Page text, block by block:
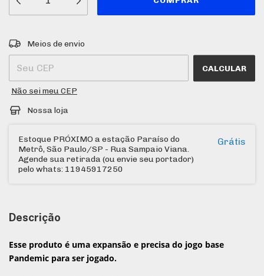
Entregas para o CEP:
Meios de envio
CALCULAR
Não sei meu CEP
Nossa loja
Estoque PRÓXIMO a estação Paraíso do
Metrô, São Paulo/SP - Rua Sampaio Viana.
Agende sua retirada (ou envie seu portador)
pelo whats: 11945917250
Grátis
Descrição
Esse produto é uma expansão e precisa do jogo base
Pandemic para ser jogado.